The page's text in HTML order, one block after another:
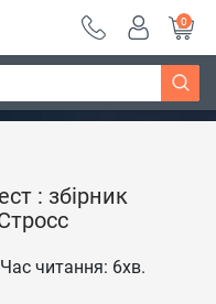
~
Дізнатись більше
0
: збірник
Час читання: 6хв.